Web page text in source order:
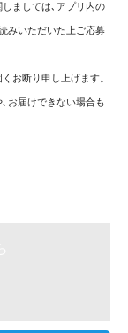
ましては､アプリ内の
みいただいた上ご応募
お断り申し上げます。
お届けできない場合も